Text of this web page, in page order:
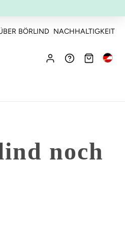
BÖRLIND NACHHALTIGKEIT
noch